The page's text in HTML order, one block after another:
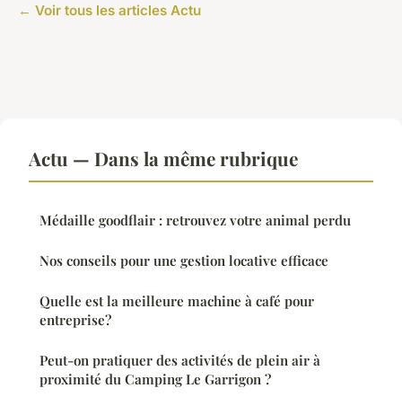
← Voir tous les articles Actu
Actu — Dans la même rubrique
Médaille goodflair : retrouvez votre animal perdu
Nos conseils pour une gestion locative efficace
Quelle est la meilleure machine à café pour
entreprise?
Peut-on pratiquer des activités de plein air à
proximité du Camping Le Garrigon ?